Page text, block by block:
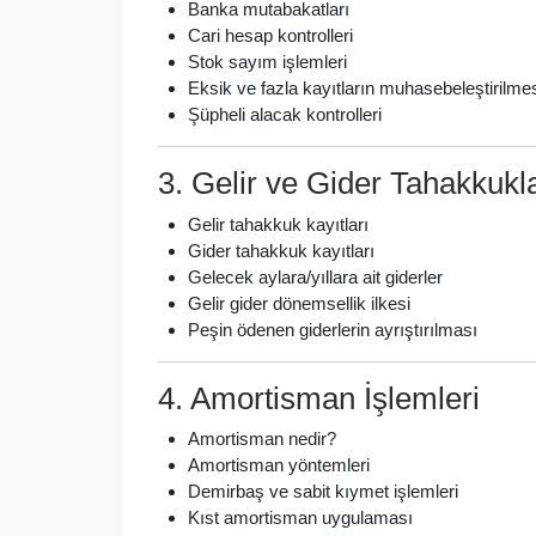
Banka mutabakatları
Cari hesap kontrolleri
Stok sayım işlemleri
Eksik ve fazla kayıtların
Şüpheli alacak kontrolleri
3. Gelir ve Gider
Gelir tahakkuk kayıtları
Gider tahakkuk kayıtları
Gelecek aylara/yıllara ait giderler
Gelir gider dönemsellik ilkesi
Peşin ödenen giderlerin ayrıştırılması
4. Amortisman İşlemleri
Amortisman nedir?
Amortisman yöntemleri
Demirbaş ve sabit kıymet işlemleri
Kıst amortisman uygulaması